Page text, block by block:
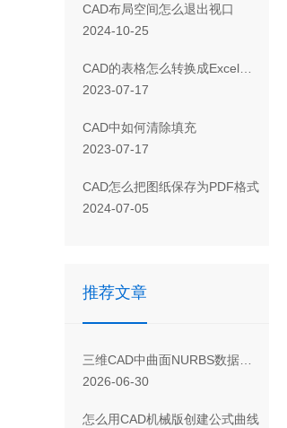
CAD布局空间怎么退出视口
2024-10-25
CAD 的表格怎么转换成Excel表格
2023-07-17
CAD 中如何清除填充
2023-07-17
CAD怎么把图纸保存为PDF格式
2024-07-05
推荐文章
三维CAD中曲面NURBS数据的查询与保存方法
2026-06-30
怎么用CAD机械版创建公式曲线